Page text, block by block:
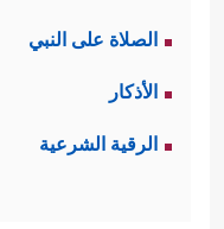
الصلاة على النبي
الأذكار
الرقية الشرعية